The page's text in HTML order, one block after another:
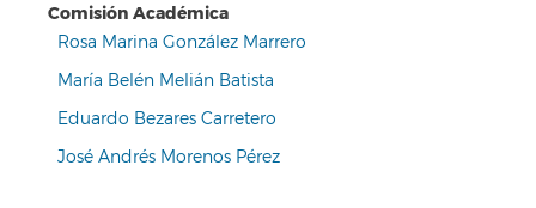
Comisión Académica
Rosa Marina González Marrero
María Belén Melián Batista
Eduardo Bezares Carretero
José Andrés Morenos Pérez